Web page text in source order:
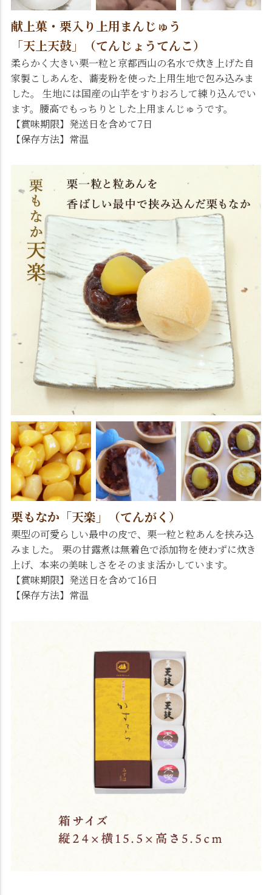
献上菓・栗入り上用まんじゅう
「天上天鼓」（てんじょうてんこ）
柔らかく大きい栗一粒と京都西山の名水で炊き上げた自
家製こしあんを、蕎麦粉を使った上用生地で包み込みま
した。 生地には国産の山芋をすりおろして練り込んでい
ます。腰高でもっちりとした上用まんじゅうです。
【賞味期限】発送日を含めて7日
【保存方法】常温
栗もなか「天楽」（てんがく）
栗型の可愛らしい最中の皮で、栗一粒と粒あんを挟み込
みました。 栗の甘露煮は無着色で添加物を使わずに炊き
上げ、本来の美味しさをそのまま活かしています。
【賞味期限】発送日を含めて16日
【保存方法】常温